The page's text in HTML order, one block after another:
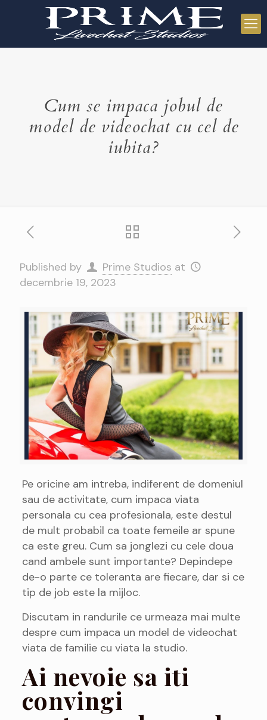
Cum se impaca jobul de
model de videochat cu cel de
iubita?
Published by Prime Studios at
decembrie 19, 2023
Pe oricine am intreba, indiferent de domeniul
sau de activitate, cum impaca viata
personala cu cea profesionala, este destul
de mult probabil ca toate femeile ar spune
ca este greu. Cum sa jonglezi cu cele doua
cand ambele sunt importante? Depindepe
de-o parte ce toleranta are fiecare, dar si ce
tip de job este la mijloc.
Discutam in randurile ce urmeaza mai multe
despre cum impaca un model de videochat
viata de familie cu viata la studio.
Ai nevoie sa iti
convingi